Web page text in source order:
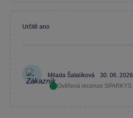
Milada Šatalíková
30. 06. 2026
Ověřená recenze SPARKYS
Určitě ano